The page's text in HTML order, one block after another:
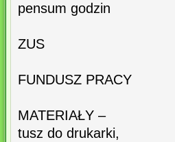
pensum godzin
ZUS
FUNDUSZ PRACY
MATERIAŁY –
tusz do drukarki,